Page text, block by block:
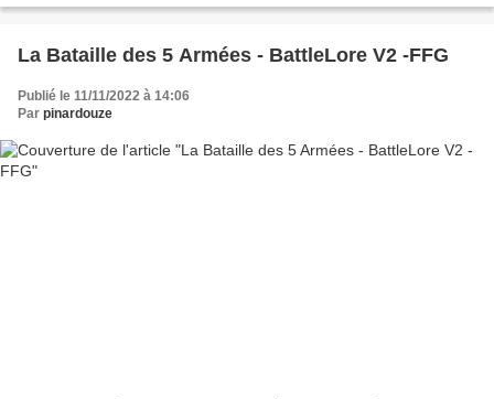
La Bataille des 5 Armées - BattleLore V2 -FFG
Publié le 11/11/2022 à 14:06
Par pinardouze